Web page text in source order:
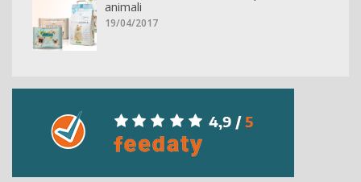
animali
19/04/2017